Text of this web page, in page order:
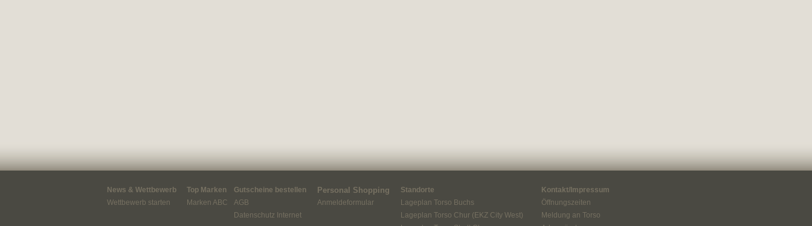
News & Wettbewerb
Wettbewerb starten
Top Marken
Marken ABC
Gutscheine bestellen
AGB
Datenschutz Internet
Personal Shopping
Anmeldeformular
Standorte
Lageplan Torso Buchs
Lageplan Torso Chur (EKZ City West)
Kontakt/Impressum
Öffnungszeiten
Meldung an Torso